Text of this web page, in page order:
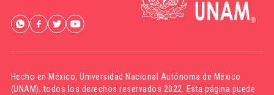
Hecho en México,Universidad Nacional Autónoma de México
(UNAM), todos los derechos reservados 2022. Esta página puede